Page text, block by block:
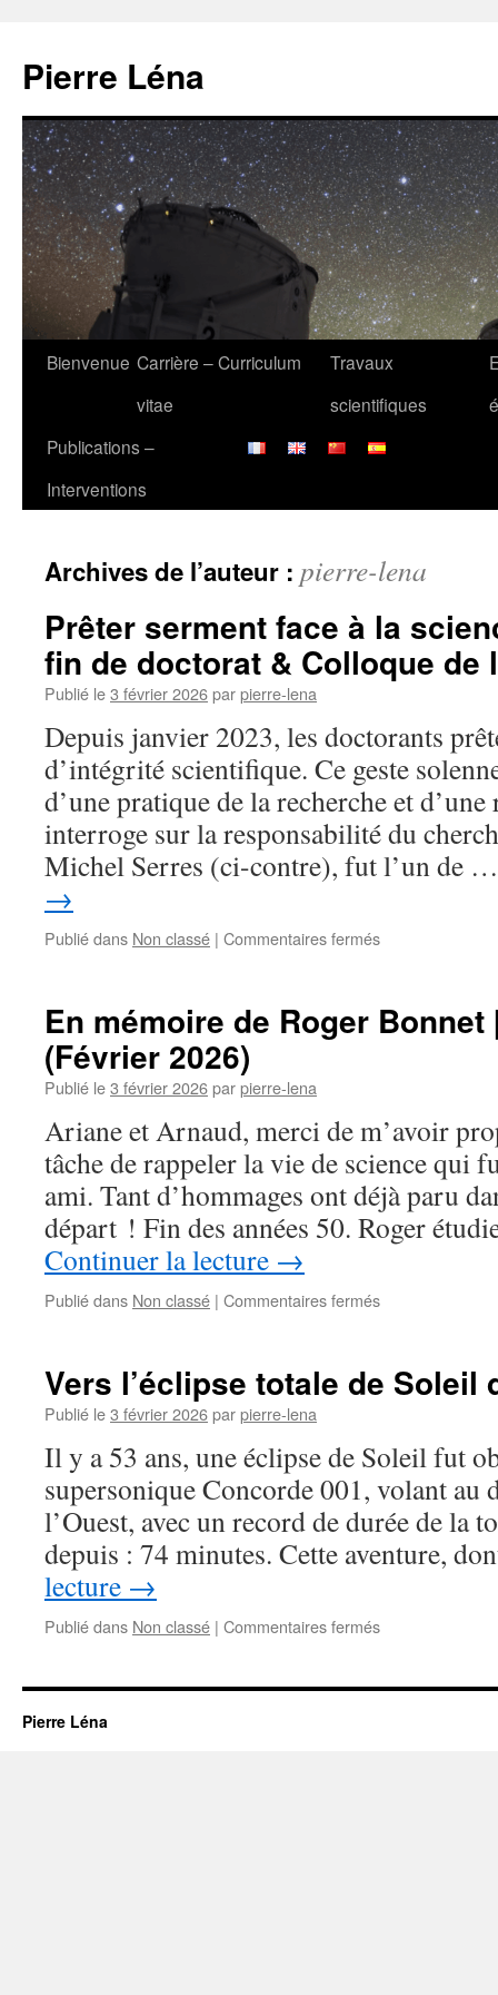
contenu
Pierre Léna
Bienvenue Carrière – Curriculum
vitae
Travaux
scientifiques
Publications –
Interventions
Archives de l’auteur : pierre-lena
Prêter serment face à la
fin de doctorat & Colloque de
Publié le3 février 2026parpierre-lena
Depuis janvier 2023, les doctorants
d’intégrité scientifique. Ce geste
d’une pratique de la recherche et
interroge sur la responsabilité du
Michel Serres (ci-contre), fut l’un de
→
Publié dans Non classé | Commentaires ferméssur
à
étape
en
fin
de
doctorat
En mémoire de Roger Bonnet
(Février 2026)
Publié le3 février 2026parpierre-lena
Ariane et Arnaud, merci de m’avoir
tâche de rappeler la vie de science qui
ami. Tant d’hommages ont déjà paru
départ ! Fin des années 50. Roger
Continuer la lecture →
Publié dans Non classé | Commentaires ferméssur
Roger
2026]
(Février
2026)
Vers l’éclipse totale de Soleil
Publié le3 février 2026parpierre-lena
Il y a 53 ans, une éclipse de Soleil fut
supersonique Concorde 001, volant au
l’Ouest, avec un record de durée de la
depuis : 74 minutes. Cette aventure,
lecture →
Publié dans Non classé | Commentaires ferméssur
totale
Pierre Léna